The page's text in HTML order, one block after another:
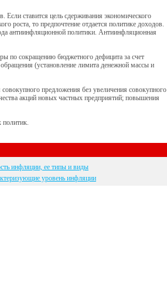
ставится цель сдерживания экономического
роста, то предпочтение отдается политике доходов.
антиинфляционной политики. Антиинфляционная
по сокращению бюджетного дефицита за счет
(установление лимита денежной массы и
предложения без увеличения совокупного
акций новых частных предприятий; повышения
политик.
инфляции, ее типы и виды
уровень инфляции